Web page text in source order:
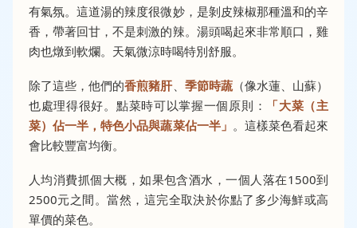
有氣氛。這道湯的辣度很微妙，是剝皮辣椒那種溫和的辛
香，帶著回甘，不是刺激的辣。湯頭喝起來非常順口，雞
肉也燉到軟爛。天氣微涼時喝特別舒服。
除了這些，他們的香煎豬肝、 季節時蔬（像水蓮、山蘇）
也處理得很好。點菜時可以掌握一個原則：
「大菜（主
菜）佔一半，特色小品與蔬菜佔一半」 。這樣菜色看起來
會比較豐富均衡。
人均消費抓個大概，如果包含酒水，一個人落在1500到
2500元之間。當然，這完全取決於你點了多少海鮮或高
單價的菜色。